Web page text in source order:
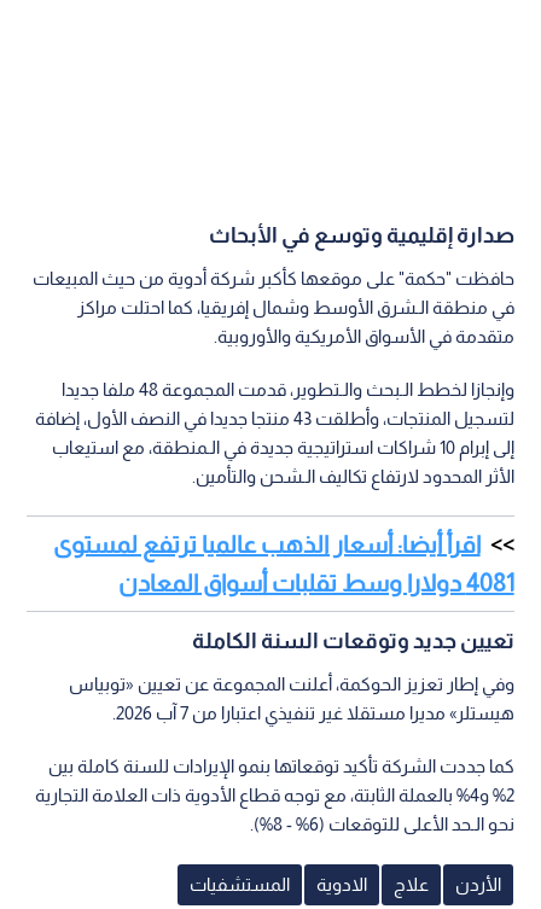
صدارة إقليمية وتوسع في الأبحاث
حافظت "حكمة" على موقعها كأكبر شركة أدوية من حيث المبيعات
في منطقة الـشرق الأوسط وشمال إفريقيا، كما احتلت مراكز
متقدمة في الأسواق الأمريكية والأوروبية.
وإنجازا لخطط الـبحث والـتطوير، قدمت المجموعة 48 ملفا جديدا
لتسجيل المنتجات، وأطلقت 43 منتجا جديدا في النصف الأول، إضافة
إلى إبرام 10 شراكات استراتيجية جديدة في الـمنطقة، مع استيعاب
الأثر المحدود لارتفاع تكاليف الـشحن والتأمين.
اقرأ أيضا: أسعار الذهب عالميا ترتفع لمستوى
4081 دولارا وسط تقلبات أسواق المعادن
تعيين جديد وتوقعات السنة الكاملة
وفي إطار تعزيز الحوكمة، أعلنت المجموعة عن تعيين «توبياس
هيستلر» مديرا مستقلا غير تنفيذي اعتبارا من 7 آب 2026.
كما جددت الشركة تأكيد توقعاتها بنمو الإيرادات للسنة كاملة بين
2% و4% بالعملة الثابتة، مع توجه قطاع الأدوية ذات العلامة التجارية
نحو الـحد الأعلى للتوقعات (6% - 8%).
الأردن علاج الادوية المستشفيات